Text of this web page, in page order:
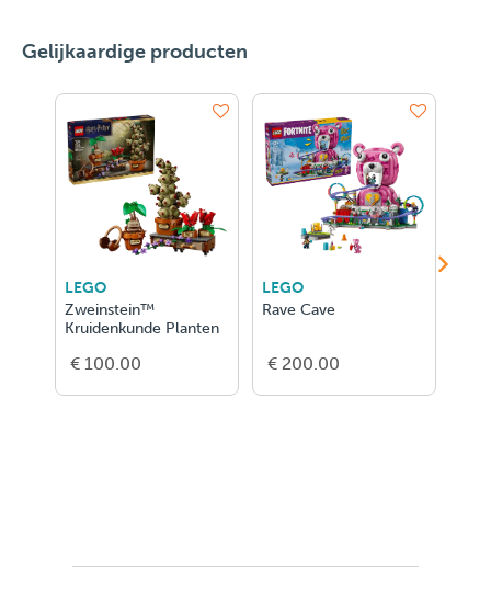
Gelijkaardige producten
LEGO
Zweinstein™
Kruidenkunde Planten
€ 100.00
LEGO
Rave Cave
€ 200.00